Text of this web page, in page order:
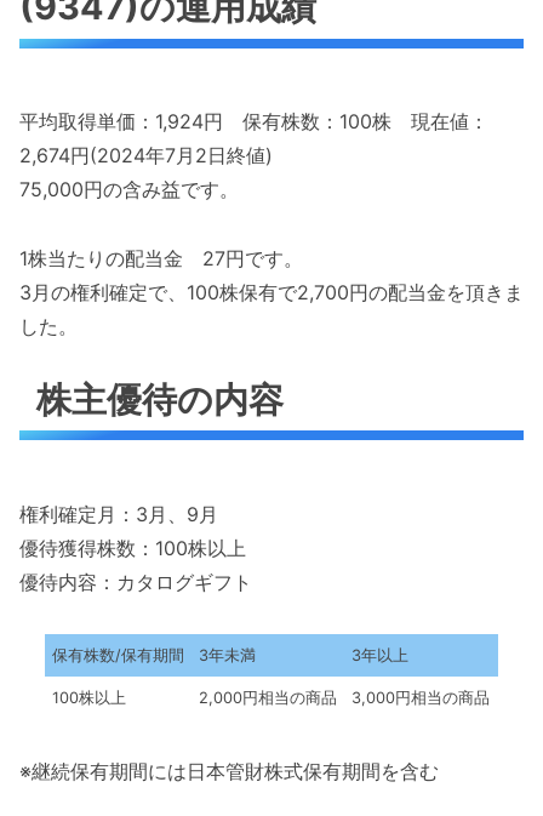
平均取得単価：1,924円 保有株数：100株 現在値：
2,674円(2024年7月2日終値)
75,000円の含み益です。
1株当たりの配当金 27円です。
3月の権利確定で、100株保有で2,700円の配当金を頂きま
した。
株主優待の内容
権利確定月：3月、9月
優待獲得株数：100株以上
優待内容：カタログギフト
保有株数/保有期間 3年未満 3年以上
100株以上 2,000円相当の商品 3,000円相当の商品
※継続保有期間には日本管財株式保有期間を含む